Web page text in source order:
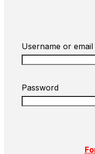
Username or email
Password